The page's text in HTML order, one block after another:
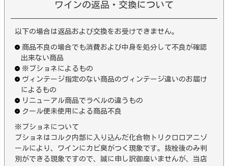
ワインの返品・交換について
以下の場合は返品および交換をお受けできません。
商品不良の場合でも消費および中身を処分して不良が確認
出来ない商品
※ブショネによるもの
ヴィンテージ指定のない商品のヴィンテージ違いのお届け
によるもの
リニューアル商品でラベルの違うもの
クール便未使用による商品不良
※ブショネについて
ブショネはコルク内部に入り込んだ化合物トリクロロアニゾ
ールにより、ワインにカビ臭がつく現象です。抜栓後のみ判
別ができる現象ですので、誠に申し訳御座いませんが、当店